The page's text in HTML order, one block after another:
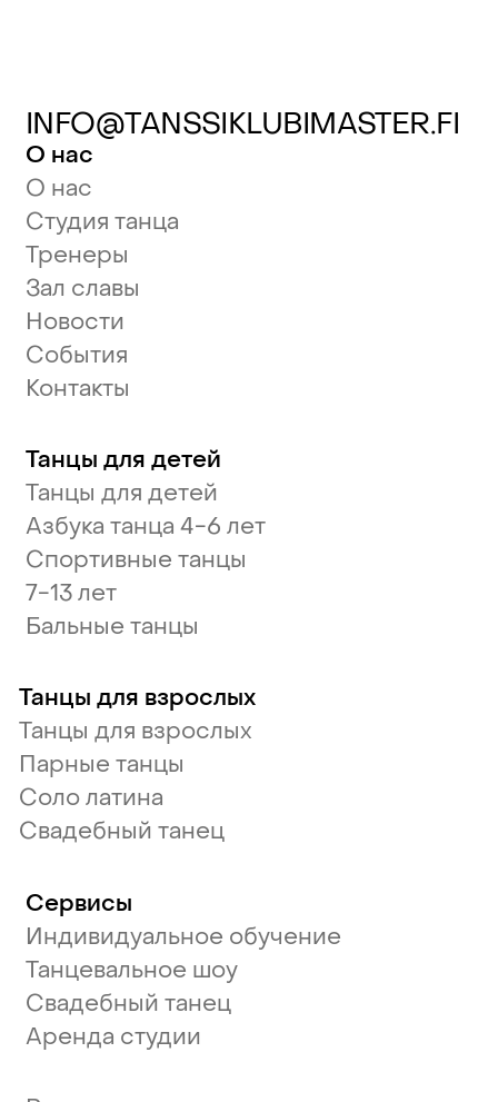
INFO@TANSSIKLUBIMASTER.FI
О нас
О нас
Студия танца
Тренеры
Зал славы
Новости
События
Контакты
Танцы для детей
Танцы для детей
Азбука танца 4-6 лет
Спортивные танцы
7-13 лет
Бальные танцы
Танцы для взрослых
Танцы для взрослых
Парные танцы
Соло латина
Свадебный танец
Сервисы
Индивидуальное обучение
Танцевальное шоу
Свадебный танец
Аренда студии